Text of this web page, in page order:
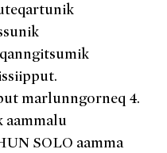
marlunngorneq 4.
SOLO aamma